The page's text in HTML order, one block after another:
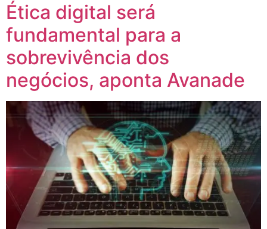
Ética digital será
fundamental para a
sobrevivência dos
negócios, aponta Avanade